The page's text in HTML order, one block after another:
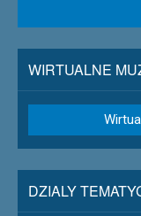
WIRTUALNE
DZIALY